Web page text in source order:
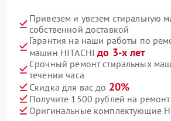
Привезем и увезем стиральную
собственной доставкой
Гарантия на наши работы по
машин HITACHIдо 3-х лет
Срочный ремонт стиральных
течении часа
Скидка для вас до 20%
Получите 1500 рублей на ремонт
Оригинальные комплектующие